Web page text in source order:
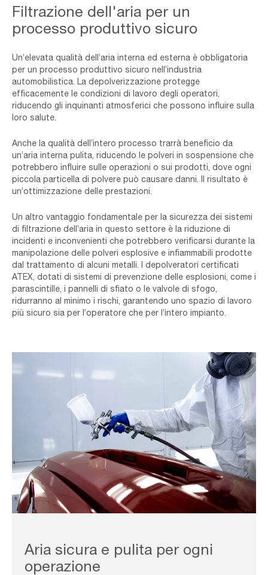
Filtrazione dell'aria per un
processo produttivo sicuro
Un’elevata qualità dell’aria interna ed esterna è obbligatoria
per un processo produttivo sicuro nell’industria
automobilistica. La depolverizzazione protegge
efficacemente le condizioni di lavoro degli operatori,
riducendo gli inquinanti atmosferici che possono influire sulla
loro salute.
Anche la qualità dell’intero processo trarrà beneficio da
un’aria interna pulita, riducendo le polveri in sospensione che
potrebbero influire sulle operazioni o sui prodotti, dove ogni
piccola particella di polvere può causare danni. Il risultato è
un’ottimizzazione delle prestazioni.
Un altro vantaggio fondamentale per la sicurezza dei sistemi
di filtrazione dell’aria in questo settore è la riduzione di
incidenti e inconvenienti che potrebbero verificarsi durante la
manipolazione delle polveri esplosive e infiammabili prodotte
dal trattamento di alcuni metalli. I depolveratori certificati
ATEX, dotati di sistemi di prevenzione delle esplosioni, come i
parascintille, i pannelli di sfiato o le valvole di sfogo,
ridurranno al minimo i rischi, garantendo uno spazio di lavoro
più sicuro sia per l’operatore che per l’intero impianto.
Aria sicura e pulita per ogni
operazione